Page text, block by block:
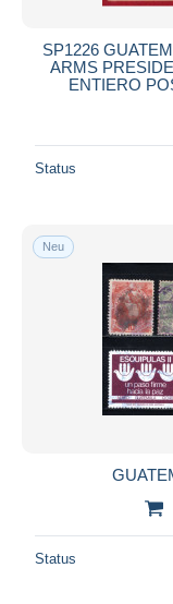
SP1226
ARMS
ENTIERO
Status
Neu
Status